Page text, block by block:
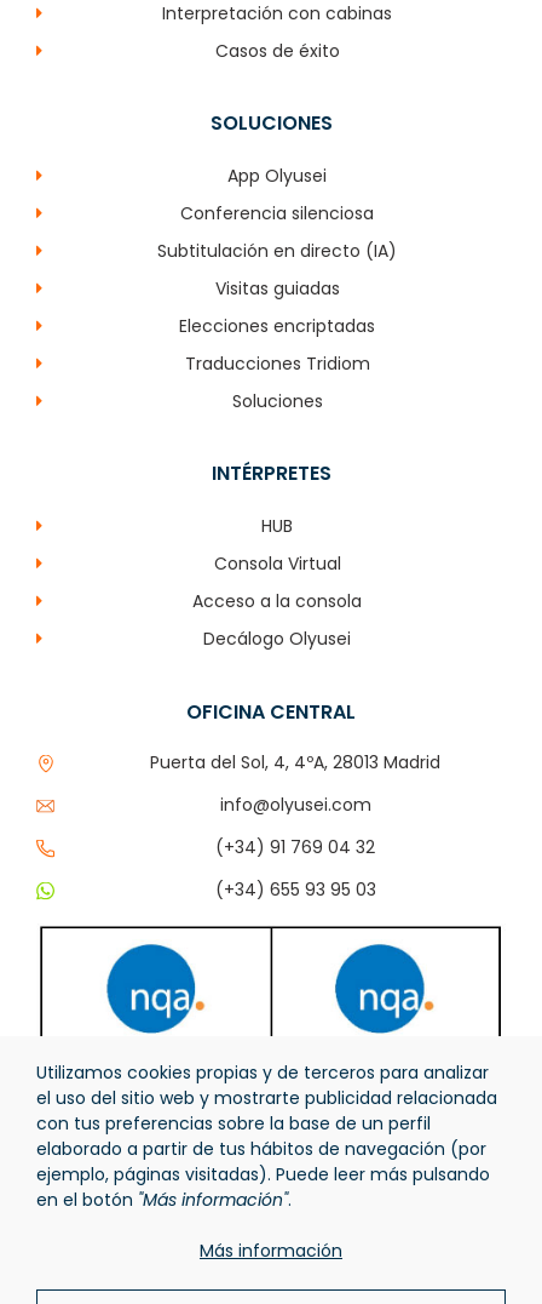
Interpretación con cabinas
Casos de éxito
SOLUCIONES
App Olyusei
Conferencia silenciosa
Subtitulación en directo (IA)
Visitas guiadas
Elecciones encriptadas
Traducciones Tridiom
Soluciones
INTÉRPRETES
HUB
Consola Virtual
Acceso a la consola
Decálogo Olyusei
OFICINA CENTRAL
Puerta del Sol, 4, 4ºA, 28013 Madrid
info@olyusei.com
(+34) 91 769 04 32
(+34) 655 93 95 03
Utilizamos cookies propias y de terceros para analizar
el uso del sitio web y mostrarte publicidad relacionada
con tus preferencias sobre la base de un perfil
elaborado a partir de tus hábitos de navegación (por
ejemplo, páginas visitadas). Puede leer más pulsando
en el botón "Más información".
Más información